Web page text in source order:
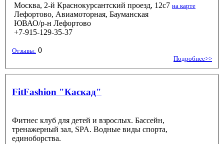
Москва, 2-й Краснокурсантский проезд, 12с7 на карте
Лефортово, Авиамоторная, Бауманская
ЮВАО/р-н Лефортово
+7-915-129-35-37
Отзывы: 0
Подробнее>>
FitFashion "Каскад"
Фитнес клуб для детей и взрослых. Бассейн,
тренажерный зал, SPA. Водные виды спорта,
единоборства.